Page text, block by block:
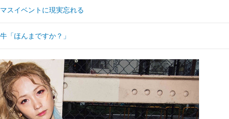
スイベントに現実忘れる
「ほんまですか？」